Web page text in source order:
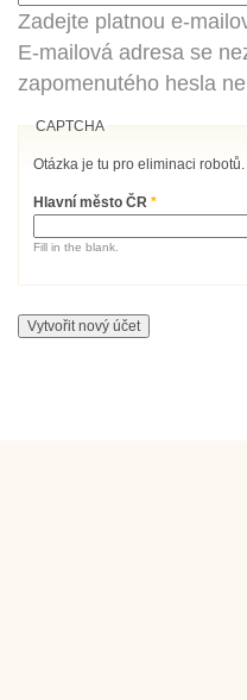
Zadejte platnou e-
E-mailová adresa se
zapomenutého hesla
CAPTCHA
Otázka je tu pro eliminaci robotů.
Hlavní město ČR*
Fill in the blank.